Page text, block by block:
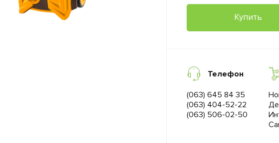
Купить
Телефон
(063) 645 84 35
(063) 404-52-22
(063) 506-02-50